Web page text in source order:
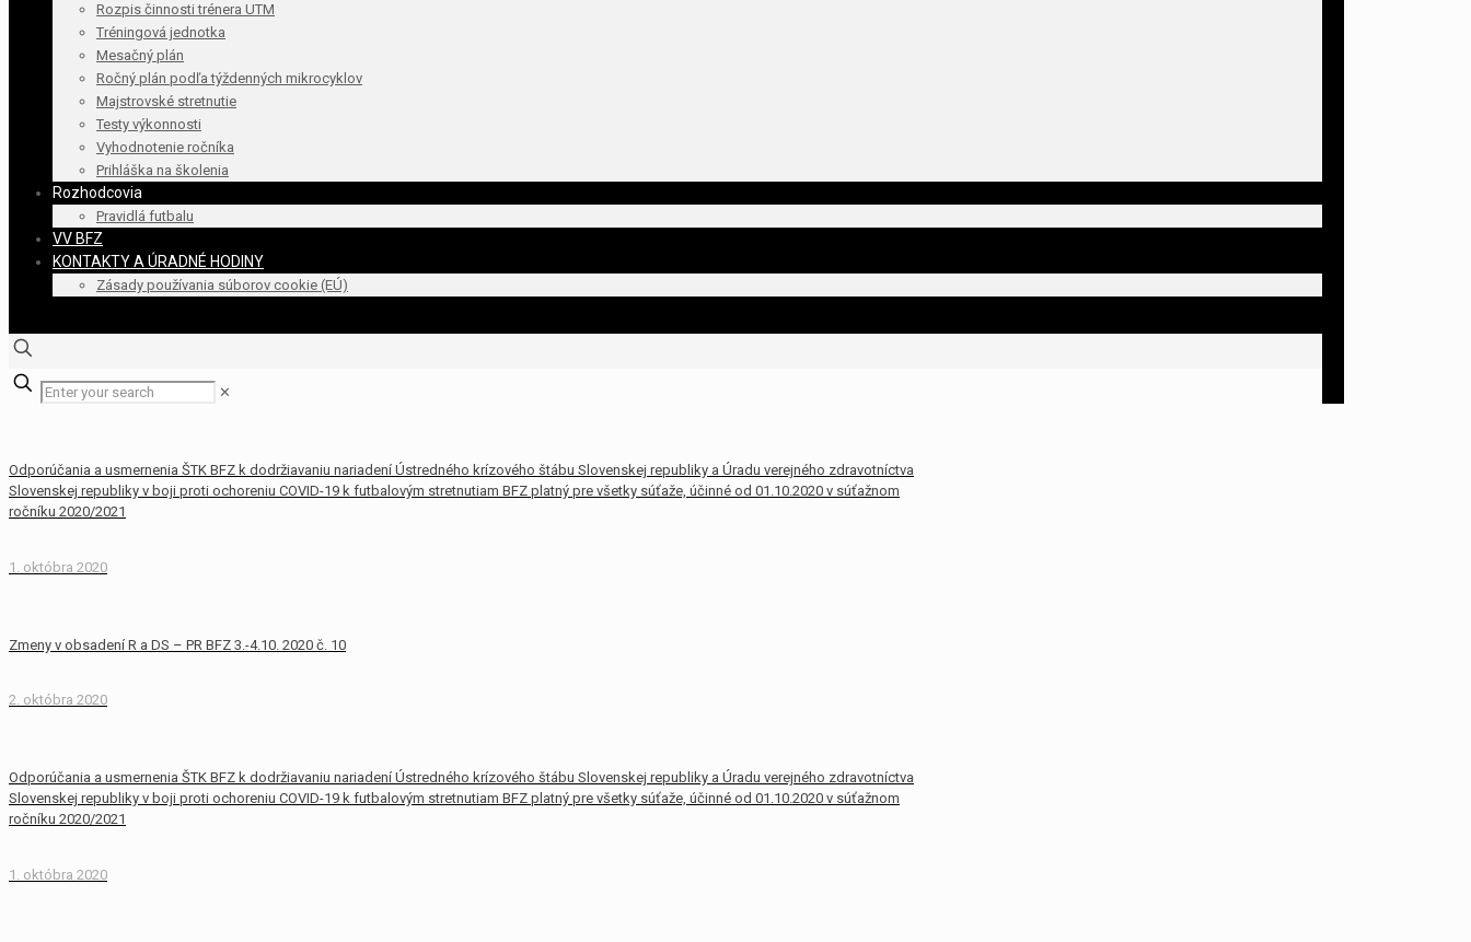
Rozpis činnosti trénera UTM
Tréningová jednotka
Mesačný plán
Ročný plán podľa týždenných mikrocyklov
Majstrovské stretnutie
Testy výkonnosti
Vyhodnotenie ročníka
Prihláška na školenia
Rozhodcovia
Pravidlá futbalu
VV BFZ
KONTAKTY A ÚRADNÉ HODINY
Zásady používania súborov cookie (EÚ)
✕
Odporúčania a usmernenia ŠTK BFZ k dodržiavaniu nariadení Ústredného krízového štábu Slovenskej republiky a Úradu verejného zdravotníctva
Slovenskej republiky v boji proti ochoreniu COVID-19 k futbalovým stretnutiam BFZ platný pre všetky súťaže, účinné od 01.10.2020 v súťažnom
ročníku 2020/2021
1. októbra 2020
Zmeny v obsadení R a DS – PR BFZ 3.-4.10. 2020 č. 10
2. októbra 2020
Odporúčania a usmernenia ŠTK BFZ k dodržiavaniu nariadení Ústredného krízového štábu Slovenskej republiky a Úradu verejného zdravotníctva
Slovenskej republiky v boji proti ochoreniu COVID-19 k futbalovým stretnutiam BFZ platný pre všetky súťaže, účinné od 01.10.2020 v súťažnom
ročníku 2020/2021
1. októbra 2020